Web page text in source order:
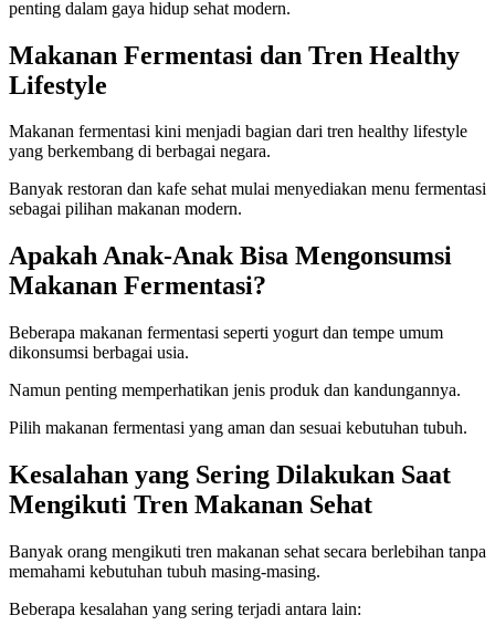
penting dalam gaya hidup sehat modern.
Makanan Fermentasi dan Tren Healthy
Lifestyle
Makanan fermentasi kini menjadi bagian dari tren healthy lifestyle
yang berkembang di berbagai negara.
Banyak restoran dan kafe sehat mulai menyediakan menu fermentasi
sebagai pilihan makanan modern.
Apakah Anak-Anak Bisa Mengonsumsi
Makanan Fermentasi?
Beberapa makanan fermentasi seperti yogurt dan tempe umum
dikonsumsi berbagai usia.
Namun penting memperhatikan jenis produk dan kandungannya.
Pilih makanan fermentasi yang aman dan sesuai kebutuhan tubuh.
Kesalahan yang Sering Dilakukan Saat
Mengikuti Tren Makanan Sehat
Banyak orang mengikuti tren makanan sehat secara berlebihan tanpa
memahami kebutuhan tubuh masing-masing.
Beberapa kesalahan yang sering terjadi antara lain: